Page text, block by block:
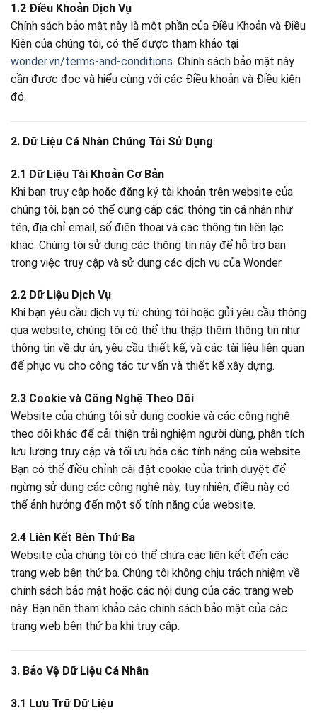
1.2 Điều Khoản Dịch Vụ
Chính sách bảo mật này là một phần của Điều Khoản và Điều
Kiện của chúng tôi, có thể được tham khảo tại
wonder.vn/terms-and-conditions. Chính sách bảo mật này
cần được đọc và hiểu cùng với các Điều khoản và Điều kiện
đó.
2. Dữ Liệu Cá Nhân Chúng Tôi Sử Dụng
2.1 Dữ Liệu Tài Khoản Cơ Bản
Khi bạn truy cập hoặc đăng ký tài khoản trên website của
chúng tôi, bạn có thể cung cấp các thông tin cá nhân như
tên, địa chỉ email, số điện thoại và các thông tin liên lạc
khác. Chúng tôi sử dụng các thông tin này để hỗ trợ bạn
trong việc truy cập và sử dụng các dịch vụ của Wonder.
2.2 Dữ Liệu Dịch Vụ
Khi bạn yêu cầu dịch vụ từ chúng tôi hoặc gửi yêu cầu thông
qua website, chúng tôi có thể thu thập thêm thông tin như
thông tin về dự án, yêu cầu thiết kế, và các tài liệu liên quan
để phục vụ cho công tác tư vấn và thiết kế xây dựng.
2.3 Cookie và Công Nghệ Theo Dõi
Website của chúng tôi sử dụng cookie và các công nghệ
theo dõi khác để cải thiện trải nghiệm người dùng, phân tích
lưu lượng truy cập và tối ưu hóa các tính năng của website.
Bạn có thể điều chỉnh cài đặt cookie của trình duyệt để
ngừng sử dụng các công nghệ này, tuy nhiên, điều này có
thể ảnh hưởng đến một số tính năng của website.
2.4 Liên Kết Bên Thứ Ba
Website của chúng tôi có thể chứa các liên kết đến các
trang web bên thứ ba. Chúng tôi không chịu trách nhiệm về
chính sách bảo mật hoặc các nội dung của các trang web
này. Bạn nên tham khảo các chính sách bảo mật của các
trang web bên thứ ba khi truy cập.
3. Bảo Vệ Dữ Liệu Cá Nhân
3.1 Lưu Trữ Dữ Liệu